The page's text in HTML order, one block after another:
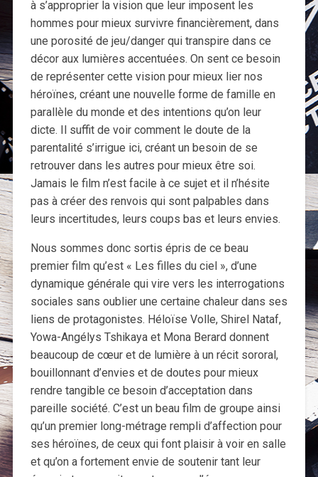
à s’approprier la vision que leur imposent les
hommes pour mieux survivre financièrement, dans
une porosité de jeu/danger qui transpire dans ce
décor aux lumières accentuées. On sent ce besoin
de représenter cette vision pour mieux lier nos
héroïnes, créant une nouvelle forme de famille en
parallèle du monde et des intentions qu’on leur
dicte. Il suffit de voir comment le doute de la
parentalité s’irrigue ici, créant un besoin de se
retrouver dans les autres pour mieux être soi.
Jamais le film n’est facile à ce sujet et il n’hésite
pas à créer des renvois qui sont palpables dans
leurs incertitudes, leurs coups bas et leurs envies.
Nous sommes donc sortis épris de ce beau
premier film qu’est « Les filles du ciel », d’une
dynamique générale qui vire vers les interrogations
sociales sans oublier une certaine chaleur dans ses
liens de protagonistes. Héloïse Volle, Shirel Nataf,
Yowa-Angélys Tshikaya et Mona Berard donnent
beaucoup de cœur et de lumière à un récit sororal,
bouillonnant d’envies et de doutes pour mieux
rendre tangible ce besoin d’acceptation dans
pareille société. C’est un beau film de groupe ainsi
qu’un premier long-métrage rempli d’affection pour
ses héroïnes, de ceux qui font plaisir à voir en salle
et qu’on a fortement envie de soutenir tant leur